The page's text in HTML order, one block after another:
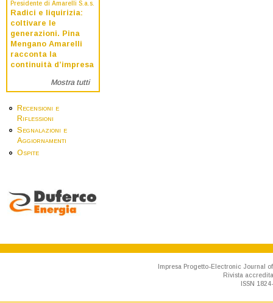
Presidente di Amarelli S.a.s.
Radici e liquirizia:
coltivare le
generazioni. Pina
Mengano Amarelli
racconta la
continuità d’impresa
Mostra tutti
Recensioni e
Riflessioni
Segnalazioni e
Aggiornamenti
Ospite
Impresa Progetto-Electronic Journal
Rivista
ISSN